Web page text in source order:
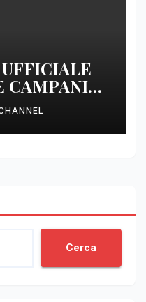
CAMPANIA
Cerca